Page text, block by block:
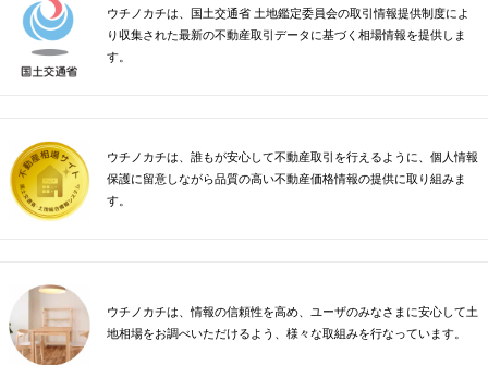
ウチノカチは、国土交通省 土地鑑定委員会の取引情報提供制度によ
り収集された最新の不動産取引データに基づく相場情報を提供しま
す。
ウチノカチは、誰もが安心して不動産取引を行えるように、個人情報
保護に留意しながら品質の高い不動産価格情報の提供に取り組みま
す。
ウチノカチは、情報の信頼性を高め、ユーザのみなさまに安心して土
地相場をお調べいただけるよう、様々な取組みを行なっています。